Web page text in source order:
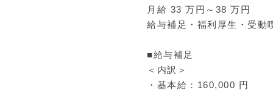
月給 33 万円～38 万円
給与補足・福利厚生・受動
■給与補足
＜内訳＞
・基本給：160,000 円